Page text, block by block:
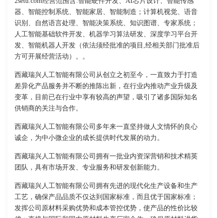
器、智能控制系统、智能家居、智能制造；计算机视觉、语音
识别、自然语言处理、智能决策系统、知识图谱、专家系统；
人工智能基础软件开发、机器学习算法研发、深度学习平台开
发、智能机器人开发（依法须经批准的项目,经相关部门批准后
方可开展经营活动）。。
西藏瑞兴人工智能有限公司从创立之初至今，一直致力于打造
差异化产品服务并不断的推陈出新，在行业内推动产业升级及
变革，目前已在行业中享有较高的声望，吸引了诸多国际知名
供销商的关注与合作。
西藏瑞兴人工智能有限公司多年来一直坚持做人文情怀的良心
诚企，为中小微企业的成长提供时代发展的动力。
西藏瑞兴人工智能有限公司拥有一批业内资深营销和技术精英
团队，具有市场开发、专业服务和研发创新能力。
西藏瑞兴人工智能有限公司拥有先进的现代化生产设备和生产
工艺，确保产品品质不仅达到国家标准，而且优于国家标准；
发挥公司原材料采购优势和成本管控优势，使产品的性价比较